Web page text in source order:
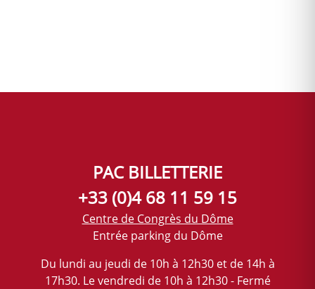
PAC BILLETTERIE
+33 (0)4 68 11 59 15
Centre de Congrès du Dôme
Entrée parking du Dôme
Du lundi au jeudi de 10h à 12h30 et de 14h à
17h30. Le vendredi de 10h à 12h30 - Fermé